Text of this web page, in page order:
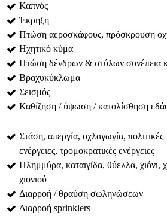
Καπνός
Έκρηξη
Πτώση αεροσκάφους, πρόσκρουση
Ηχητικό κύμα
Πτώση δένδρων & στύλων συνέπεια
Βραχυκύκλωμα
Σεισμός
Καθίζηση / ύψωση / κατολίσθηση
Στάση, απεργία, οχλαγωγία,
ενέργειες, τρομοκρατικές ενέργειες
Πλημμύρα, καταιγίδα, θύελλα, χιόνι,
χιονιού
Διαρροή / θραύση σωληνώσεων
Διαρροή sprinklers